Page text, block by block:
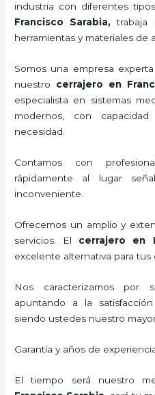
industria con diferentes
Francisco Sarabia,trabaja
herramientas y materiales de
Somos una empresa
nuestro cerrajero en
especialista en sistemas
modernos, con
necesidad.
Contamos con
rápidamente al lugar
inconveniente.
Ofrecemos un amplio y
servicios. El cerrajero en
excelente alternativa para tus
Nos caracterizamos por
apuntando a la
siendo ustedes nuestro
Garantía y años de
El tiempo será nuestro